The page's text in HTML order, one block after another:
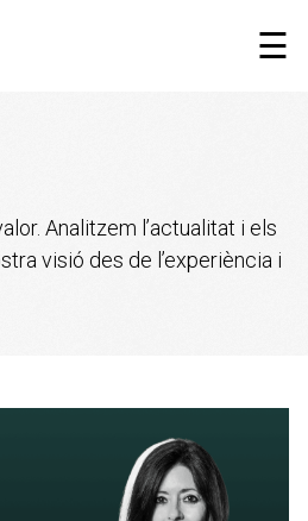
☰
×
Analitzem l’actualitat i els
visió des de l’experiència i